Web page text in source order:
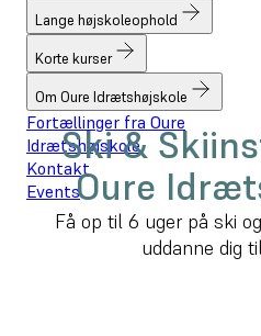
Lange højskoleophold
Korte kurser
Om Oure Idrætshøjskole
Fortællinger fra Oure
Idrætshøjskole
Kontakt
Events
Fag
Ski & Ski-instruktør
Ski &
Oure
Få op til 6 uger på ski
uddanne dig